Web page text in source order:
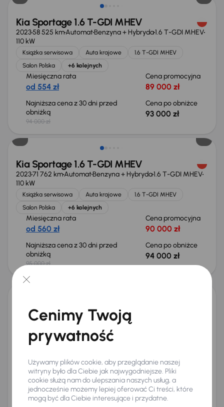
Kia Sportage 1.6 T-GDI MHEV
202358 525 kmAutomatBenzyna + Hybryda1.6 T-GDI MHEV
110 kW
Książka serwisowa Auta krajowe
1.6 T-GDI MHEV
Salon Polska
+6 kolejnych
Miesięczna rata
od 554 zł
Cena promocyjna
89 000 zł
Najniższa cena z 30 dni przed
obniżką
94 000 zł
Cena po obniżce
93 000 zł
Taniej o 1 000 zł
Kia Sportage 1.6 T-GDI MHEV
202371 762 kmAutomatBenzyna + Hybryda1.6 T-GDI MHEV
110 kW
Książka serwisowa Auta krajowe
1.6 T-GDI MHEV
Salon Polska
+6 kolejnych
Miesięczna rata
od 560 zł
Cena promocyjna
90 000 zł
Najniższa cena z 30 dni przed
obniżką
95 000 zł
Cena po obniżce
94 000 zł
Kia Sportage 1.6 T-GDI MHEV
202248 480 km Automat Benzyna + Hybryda
Od pierwszego właściciela
Książka serwisowa
Miesięczna rata
na miarę
Cena promocyjna
111 000 zł
Najniższa cena z 30 dni przed
obniżką
Cena po obniżce
115 000 zł
Cenimy Twoją
prywatność
Używamy plików cookie, aby przeglądanie naszej
witryny było dla Ciebie jak najwygodniejsze. Pliki
cookie służą nam do ulepszania naszych usług, a
jednocześnie możemy lepiej oferować Ci treści, które
mogą być dla Ciebie interesujące i przydatne.